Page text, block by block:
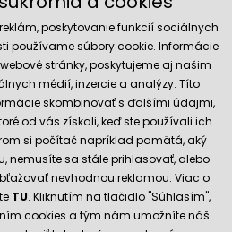
poskytovanie funkcií sociálnych
používame súbory cookie. Informácie
stránky, poskytujeme aj našim
médií, inzercie a analýzy. Títo
skombinovať s ďalšími údajmi,
od vás získali, keď ste používali ich
si počítač napríklad pamätá, aký
nemusíte sa stále prihlasovať, alebo
nevhodnou reklamou. Viac o
TU. Kliknutím na tlačidlo "Súhlasím",
cookies a tým nám umožníte náš